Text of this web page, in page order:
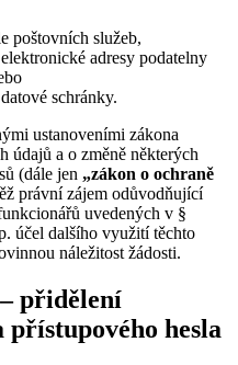
poštovních služeb,
adresy podatelny
schránky.
ustanoveními zákona
údajů a o změně některých
(dále jen „zákon o ochraně
právní zájem odůvodňující
uvedených v §
účel dalšího využití těchto
náležitost žádosti.
přidělení
přístupového hesla